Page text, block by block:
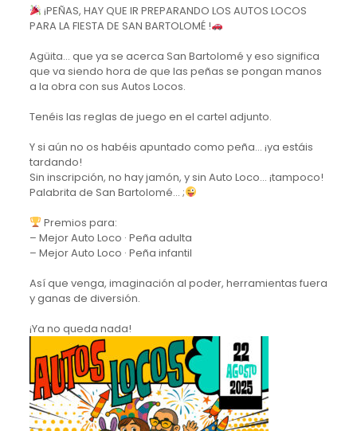
¡PEÑAS, HAY QUE IR PREPARANDO LOS AUTOS LOCOS
PARA LA FIESTA DE SAN BARTOLOMÉ !
Agüita… que ya se acerca San Bartolomé y eso significa
que va siendo hora de que las peñas se pongan manos
a la obra con sus Autos Locos.
Tenéis las reglas de juego en el cartel adjunto.
Y si aún no os habéis apuntado como peña… ¡ya estáis
tardando!
Sin inscripción, no hay jamón, y sin Auto Loco… ¡tampoco!
Palabrita de San Bartolomé… ;
Premios para:
– Mejor Auto Loco · Peña adulta
– Mejor Auto Loco · Peña infantil
Así que venga, imaginación al poder, herramientas fuera
y ganas de diversión.
¡Ya no queda nada!